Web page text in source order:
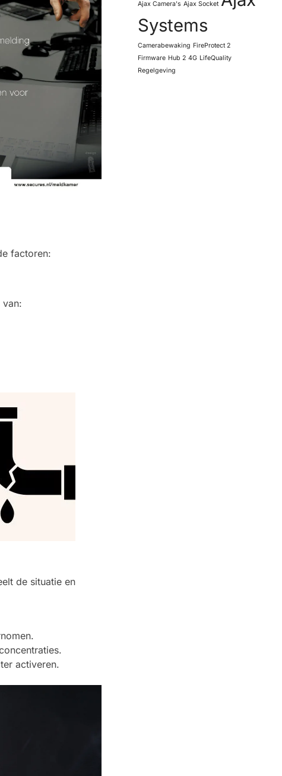
factoren:
van:
de situatie en
activeren.
Ajax Camera's Ajax Socket
Systems
Camerabewaking FireProtect 2
Firmware Hub 2 4G LifeQuality
Regelgeving